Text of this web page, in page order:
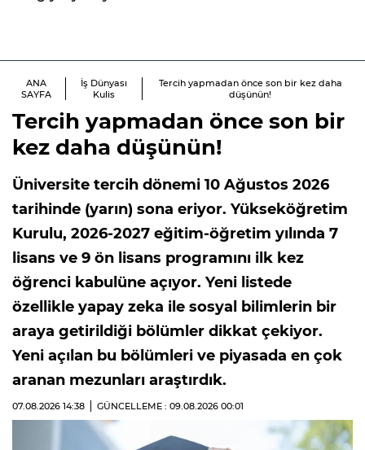
ANA
SAYFA
İş Dünyası
Kulis
Tercih yapmadan önce son bir kez daha
düşünün!
Tercih yapmadan önce son bir
kez daha düşünün!
Üniversite tercih dönemi 10 Ağustos 2026
tarihinde (yarın) sona eriyor. Yükseköğretim
Kurulu, 2026-2027 eğitim-öğretim yılında 7
lisans ve 9 ön lisans programını ilk kez
öğrenci kabulüne açıyor. Yeni listede
özellikle yapay zeka ile sosyal bilimlerin bir
araya getirildiği bölümler dikkat çekiyor.
Yeni açılan bu bölümleri ve piyasada en çok
aranan mezunları araştırdık.
07.08.2026 14:38 GÜNCELLEME : 09.08.2026 00:01